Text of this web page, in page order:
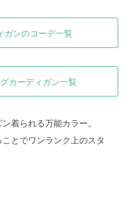
ガンのコーデ一覧
カーディガン一覧
着られる万能カラー。
とでワンランク上のスタ